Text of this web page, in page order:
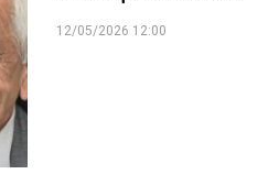
12/05/2026 12:00